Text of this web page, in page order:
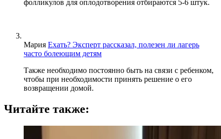
фолликулов для оплодотворения отбираются 5-6 штук.
Мария Ехать? Эксперт рассказал, полезен ли лагерь
часто болеющим детям
Также необходимо постоянно быть на связи с ребенком,
чтобы при необходимости принять решение о его
возвращении домой.
Читайте также: